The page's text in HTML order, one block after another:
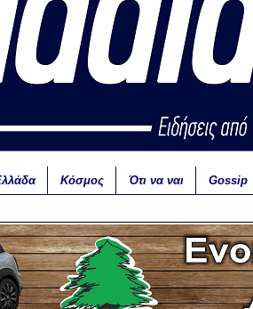
Κόσμος Ότι να ναι Gossip